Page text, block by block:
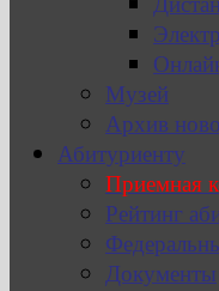
Музей
Архив
Абитуриенту
Приемная
Рейтинг
Документы